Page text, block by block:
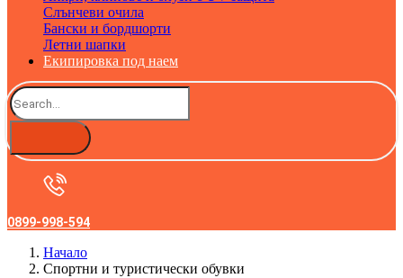
Слънчеви очила
Бански и бордшорти
Летни шапки
Екипировка под наем
0899-998-594
Начало
Спортни и туристически обувки